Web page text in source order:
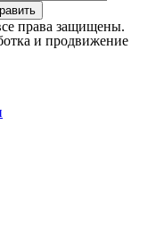
права защищены.
и продвижение